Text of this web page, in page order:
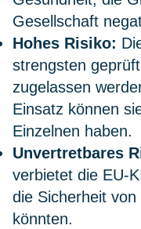
Gesellschaft
Hohes Risiko:
strengsten
zugelassen
Einsatz können
Einzelnen haben.
Unvertretbares
verbietet die EU-
die Sicherheit
könnten.